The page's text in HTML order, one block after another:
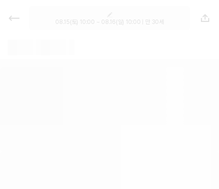
렌트카 - 강원 렌터카 가격비교, 최저
가 보장 1위 카모아
08.15(토) 10:00 ~ 08.16(일) 10:00 | 만 30세